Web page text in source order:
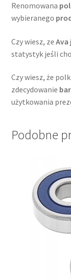
Renomowana
wybieranego
Czy wiesz, ze Ava
statystyk jeśli
Czy wiesz, że
zdecydowanie
użytkowania
Podobne